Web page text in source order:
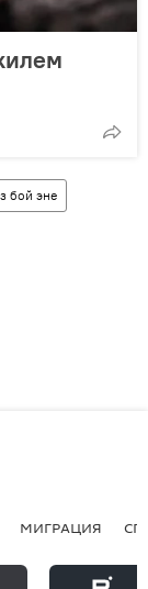
бой эне
МИГРАЦИЯ